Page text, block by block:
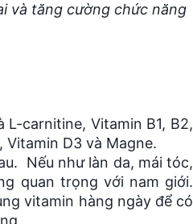
và tăng cường chức năng
L-carnitine, Vitamin B1, B2,
Vitamin D3 và Magne.
Nếu như làn da, mái tóc,
quan trọng với nam giới.
vitamin hàng ngày để có